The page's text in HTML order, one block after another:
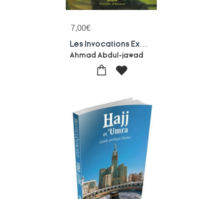
7,00€
Ahmad Abdul-jawad